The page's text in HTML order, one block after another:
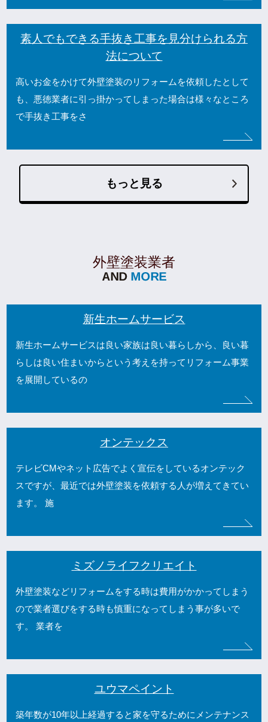
素人でもできる手抜き工事を見分けられる方
法について
高いお金をかけて外壁塗装のリフォームを依頼したとして
も、悪徳業者に引っ掛かってしまった場合は様々なところ
で手抜き工事をさ
もっと見る
外壁塗装業者
新生ホームサービス
新生ホームサービスは良い家族は良い暮らしから、良い暮
らしは良い住まいからという考えを持ってリフォーム事業
を展開しているの
オンテックス
テレビCMやネット広告でよく宣伝をしているオンテック
スですが、最近では外壁塗装を依頼する人が増えてきてい
ます。 施
ミズノライフクリエイト
外壁塗装などリフォームをする時は費用がかかってしまう
ので業者選びをする時も慎重になってしまう事が多いで
す。 業者を
ユウマペイント
築年数が10年以上経過すると家を守るためにメンテナンス